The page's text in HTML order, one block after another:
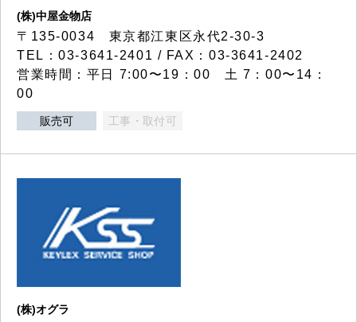
(株)中屋金物店
〒135-0034 東京都江東区永代2-30-3
TEL：03-3641-2401 / FAX：03-3641-2402
営業時間：平日 7:00〜19：00 土 7：00〜14：
00
販売可 工事・取付可
(株)オグラ